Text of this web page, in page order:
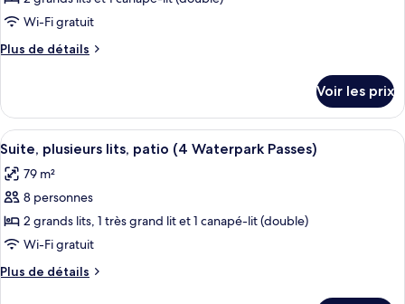
Waterpark
Passes)
lits,
balcon
Waterpark
ce
type
de
Suite
Junior,
plusieurs
lits
(4
Waterpark
Passes)
Wi-Fi gratuit
Plus de détails
Plus
le
type
de
chambre
Suite
Junior,
lits
(4
Passes)
Voir les prix
Afficher
toutes
les
photos
pour
ce
type
de
Une chambre d’hôtel avec un
12
Suite, plusieurs lits, patio (4 Waterpark Passes)
79 m²
8 personnes
2 grands lits, 1 très grand lit et 1 canapé-lit (double)
Wi-Fi gratuit
Plus de détails
Plus